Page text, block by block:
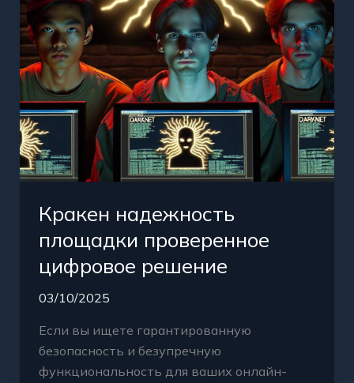
Кракен надежность
площадки проверенное
цифровое решение
03/10/2025
Если вы ищете гарантированную
безопасность и безупречную
функциональность для ваших онлайн-